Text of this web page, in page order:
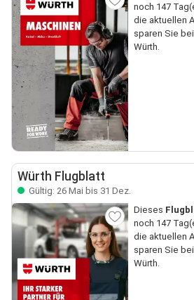
noch 147
die aktuellen
sparen Sie
Würth.
Würth Flugblatt
Gültig: 26 Mai bis 31 Dez.
Dieses
noch 147
die aktuellen
sparen Sie
Würth.